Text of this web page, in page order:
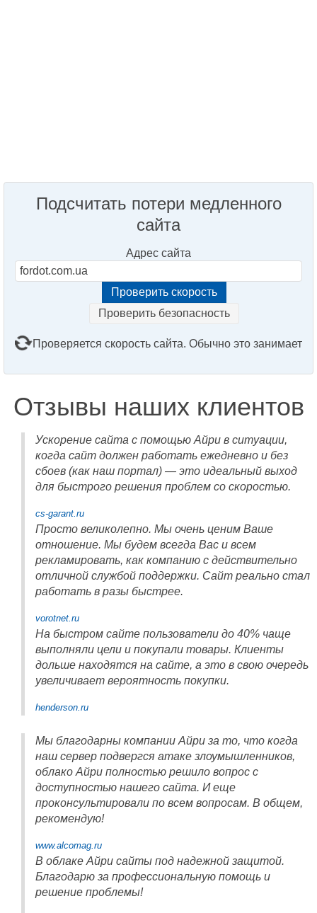
Подсчитать потери медленного
сайта
Адрес сайта
Проверить безопасность
Проверяется скорость сайта. Обычно это занимает
Отзывы наших клиентов
Ускорение сайта с помощью Айри в ситуации,
когда сайт должен работать ежедневно и без
сбоев (как наш портал) — это идеальный выход
для быстрого решения проблем со скоростью.
cs-garant.ru
Просто великолепно. Мы очень ценим Ваше
отношение. Мы будем всегда Вас и всем
рекламировать, как компанию с действительно
отличной службой поддержки. Сайт реально стал
работать в разы быстрее.
vorotnet.ru
На быстром сайте пользователи до 40% чаще
выполняли цели и покупали товары. Клиенты
дольше находятся на сайте, а это в свою очередь
увеличивает вероятность покупки.
henderson.ru
Мы благодарны компании Айри за то, что когда
наш сервер подвергся атаке злоумышленников,
облако Айри полностью решило вопрос с
доступностью нашего сайта. И еще
проконсультировали по всем вопросам. В общем,
рекомендую!
www.alcomag.ru
В облаке Айри сайты под надежной защитой.
Благодарю за профессиональную помощь и
решение проблемы!